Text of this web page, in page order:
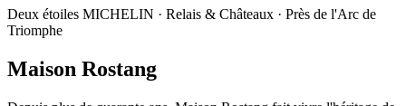
Deux étoiles MICHELIN · Relais & Châteaux · Près de l'Arc de
Triomphe
Maison Rostang